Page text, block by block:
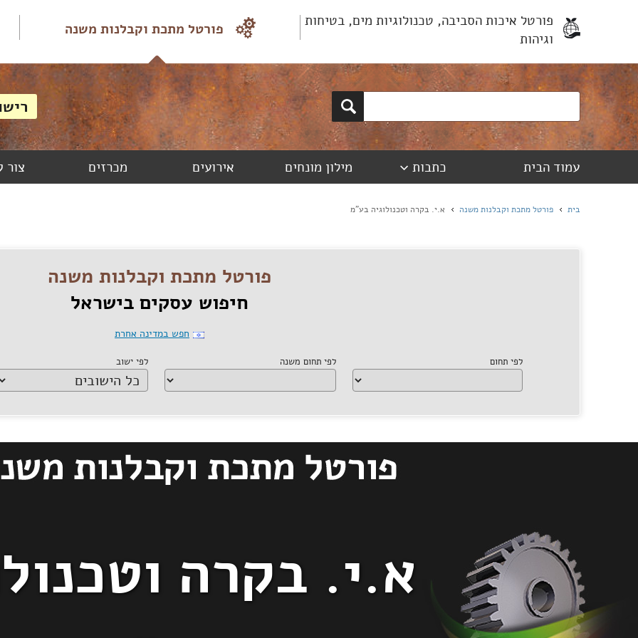
פורטל איכות הסביבה, טכנולוגיות מים, בטיחות
וגיהות
פורטל מתכת וקבלנות משנה
עמוד הבית כתבות מילון מונחים אירועים מכרזים צור
בית פורטל מתכת וקבלנות משנה א.י. בקרה וטכנולוגיה בע"מ
פורטל מתכת וקבלנות משנה
חיפוש עסקים בישראל
חפש במדינה אחרת
לפי תחום לפי תחום משנה לפי ישוב
א.י. בקרה